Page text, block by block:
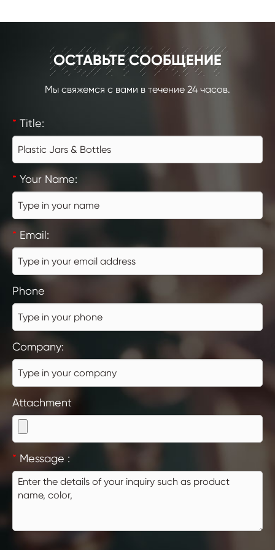
КОНТАКТ
ОСТАВЬТЕ СООБЩЕНИЕ
Мы свяжемся с вами в течение 24 часов.
* Title:
* Your Name:
* Email:
Phone
Company:
Attachment
* Message :